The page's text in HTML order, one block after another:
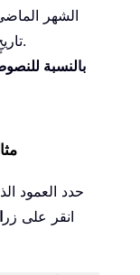
الشهر
تاريخٍ معيّن، أو الأصغر منه، أو المساوية له.
بالنسبة
انقر على زر